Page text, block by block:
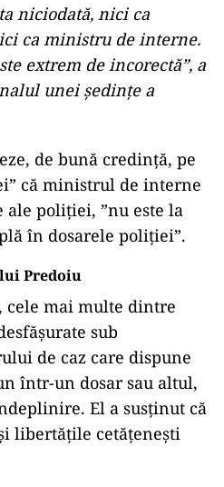
niciodată, nici ca
ca ministru de interne.
extrem de incorectă”, a
unei ședințe a
de bună credinţă, pe
că ministrul de interne
ale poliţiei, ”nu este la
în dosarele poliţiei”.
Predoiu
cele mai multe dintre
sub
de caz care dispune
într-un dosar sau altul,
El a susținut că
libertățile cetățenești